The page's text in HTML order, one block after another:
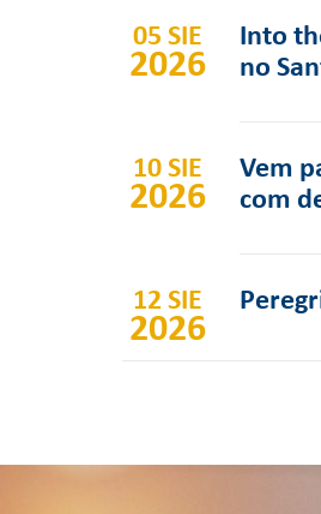
05 SIE
2026
Into
no
10 SIE
2026
Vem
com
12 SIE
2026